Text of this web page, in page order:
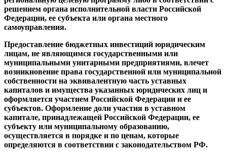
решением органа исполнительной власти Российской
Федерации, ее субъекта или органа местного
самоуправления.
Предоставление бюджетных инвестиций юридическим
лицам, не являющимся государственными или
муниципальными унитарными предприятиями, влечет
возникновение права государственной или муниципальной
собственности на эквивалентную часть уставных
капиталов и имущества указанных юридических лиц и
оформляется участием Российской Федерации и ее
субъектов. Оформление доли участия в уставном
капитале, принадлежащей Российской Федерации, ее
субъекту или муниципальному образованию,
осуществляется в порядке и по ценам, которые
определяются в соответствии с законодательством РФ.